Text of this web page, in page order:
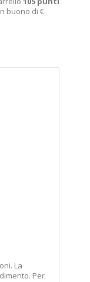
buono di €
La
Per